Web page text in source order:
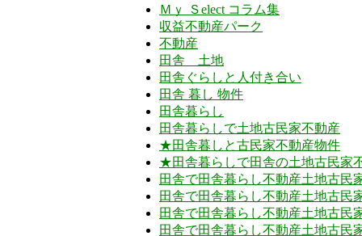
Ｍｙ Ｓelect コラム集
収益不動産パーク
不動産
田舎 土地
田舎ぐらしと人付き合い
田舎 暮し 物件
田舎暮らし
田舎暮らしで土地古民家不動産
★田舎暮しと古民家不動産物件
★田舎暮らしで田舎の土地古民家
田舎で田舎暮らし不動産土地古民
田舎で田舎暮らし不動産土地古民
田舎で田舎暮らし不動産土地古民
田舎で田舎暮らし不動産土地古民